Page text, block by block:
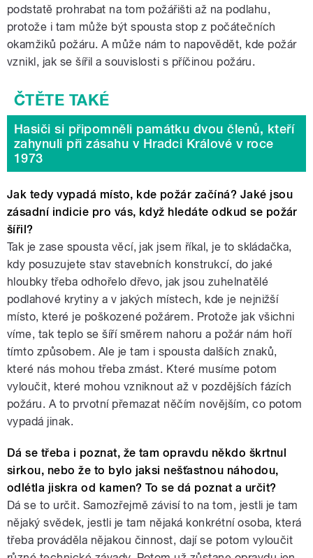
podstatě prohrabat na tom požářišti až na podlahu,
protože i tam může být spousta stop z počátečních
okamžiků požáru. A může nám to napovědět, kde požár
vznikl, jak se šířil a souvislosti s příčinou požáru.
Hasiči si připomněli památku dvou členů, kteří
zahynuli při zásahu v Hradci Králové v roce
1973
Jak tedy vypadá místo, kde požár začíná? Jaké jsou
zásadní indicie pro vás, když hledáte odkud se požár
šířil?
Tak je zase spousta věcí, jak jsem říkal, je to skládačka,
kdy posuzujete stav stavebních konstrukcí, do jaké
hloubky třeba odhořelo dřevo, jak jsou zuhelnatělé
podlahové krytiny a v jakých místech, kde je nejnižší
místo, které je poškozené požárem. Protože jak všichni
víme, tak teplo se šíří směrem nahoru a požár nám hoří
tímto způsobem. Ale je tam i spousta dalších znaků,
které nás mohou třeba zmást. Které musíme potom
vyloučit, které mohou vzniknout až v pozdějších fázích
požáru. A to prvotní přemazat něčím novějším, co potom
vypadá jinak.
Dá se třeba i poznat, že tam opravdu někdo škrtnul
sirkou, nebo že to bylo jaksi nešťastnou náhodou,
odlétla jiskra od kamen? To se dá poznat a určit?
Dá se to určit. Samozřejmě závisí to na tom, jestli je tam
nějaký svědek, jestli je tam nějaká konkrétní osoba, která
třeba prováděla nějakou činnost, dají se potom vyloučit